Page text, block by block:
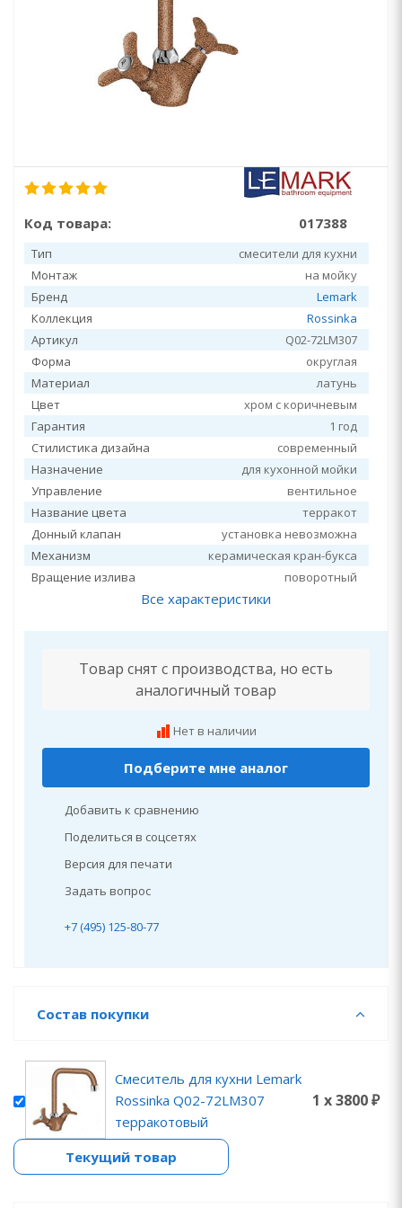
Код товара: 017388
Тип
смесители для кухни
Монтаж
на мойку
Бренд
Lemark
Коллекция
Rossinka
Артикул
Q02-72LM307
Форма
округлая
Материал
латунь
Цвет
хром с коричневым
Гарантия
1 год
Стилистика дизайна
современный
Назначение
для кухонной мойки
Управление
вентильное
Название цвета
терракот
Донный клапан
установка невозможна
Механизм
керамическая кран-букса
Вращение излива
поворотный
Все характеристики
Товар снят с производства, но есть
аналогичный товар
Нет в наличии
Подберите мне аналог
Добавить к сравнению
Поделиться в соцсетях
Версия для печати
Задать вопрос
+7 (495) 125-80-77
Состав покупки
Смеситель для кухни Lemark
Rossinka Q02-72LM307
терракотовый
1 x 3800 ₽
Текущий товар